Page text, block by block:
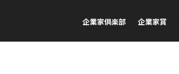
企業家倶楽部 企業家賞